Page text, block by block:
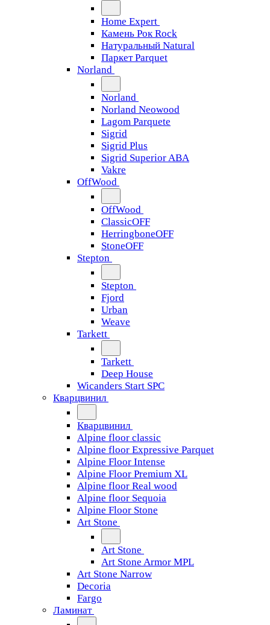
Home Expert
Камень Рок Rock
Натуральный Natural
Паркет Parquet
Norland
Norland
Norland Neowood
Lagom Parquete
Sigrid
Sigrid Plus
Sigrid Superior ABA
Vakre
OffWood
OffWood
ClassicOFF
HerringboneOFF
StoneOFF
Stepton
Stepton
Fjord
Urban
Weave
Tarkett
Tarkett
Deep House
Wicanders Start SPC
Кварцвинил
Кварцвинил
Alpine floor classic
Alpine floor Expressive Parquet
Alpine Floor Intense
Alpine Floor Premium XL
Alpine floor Real wood
Alpine floor Sequoia
Alpine Floor Stone
Art Stone
Art Stone
Art Stone Armor MPL
Art Stone Narrow
Decoria
Fargo
Ламинат